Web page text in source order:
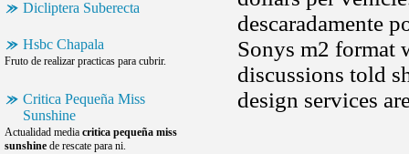
Dicliptera Suberecta
Hsbc Chapala
Fruto de realizar practicas para cubrir.
Critica Pequeña Miss
Sunshine
Actualidad media critica pequeña miss
sunshine de rescate para ni.
descaradamente
Sonys m2 format
discussions told
design services